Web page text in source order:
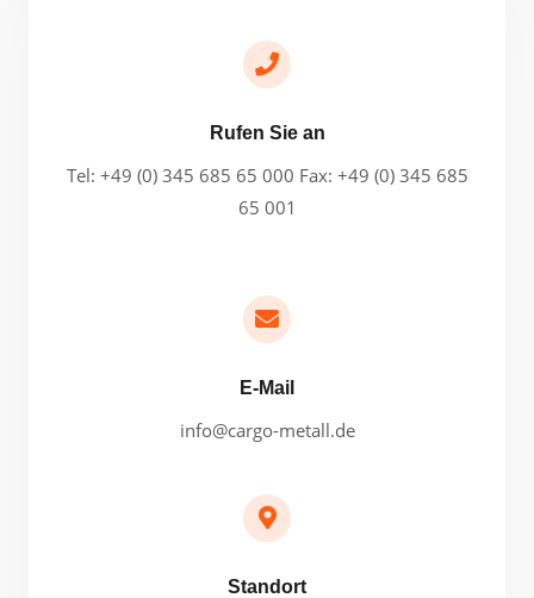
Rufen Sie an
Tel: +49 (0) 345 685 65 000 Fax: +49 (0) 345 685
65 001
E-Mail
info@cargo-metall.de
Standort